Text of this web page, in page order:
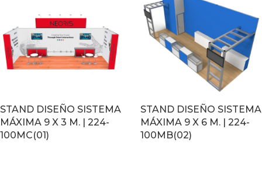
STAND DISEÑO SISTEMA
MÁXIMA 9 X 3 M. | 224-
100MC(01)
STAND DISEÑO SISTEMA
MÁXIMA 9 X 6 M. | 224-
100MB(02)